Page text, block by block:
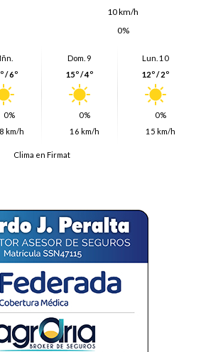
10 km/h
0%
/ 6º
0%
km/h
Dom. 9
15º / 4º
0%
16 km/h
Lun. 10
12º / 2º
0%
15 km/h
Clima en Firmat